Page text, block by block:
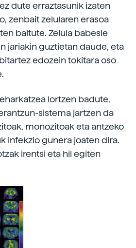
dute erraztasunik izaten
zenbait zelularen erasoa
baitute. Zelula babesle
jariakin guztietan daude, eta
edozein tokitara oso
lortzen badute,
sistema jartzen da
monozitoak eta antzeko
infekzio gunera joaten dira.
irentsi eta hil egiten